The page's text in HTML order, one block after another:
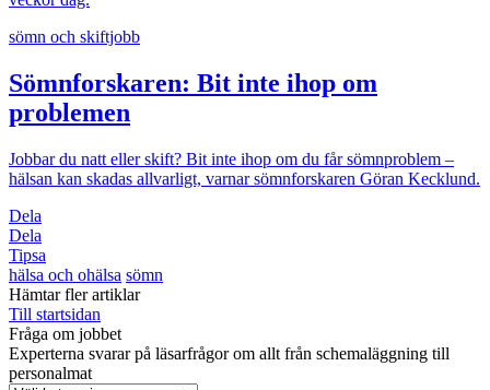
sömn och skiftjobb
Sömnforskaren: Bit inte ihop om
problemen
Jobbar du natt eller skift? Bit inte ihop om du får sömnproblem –
hälsan kan skadas allvarligt, varnar sömnforskaren Göran Kecklund.
Dela
Dela
Tipsa
hälsa och ohälsa sömn
Hämtar fler artiklar
Till startsidan
Fråga om jobbet
Experterna svarar på läsarfrågor om allt från schemaläggning till
personalmat